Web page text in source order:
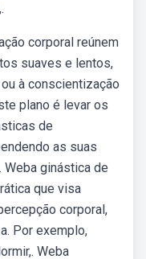
corporal reúnem
suaves e lentos,
à conscientização
plano é levar os
de
as suas
ginástica de
que visa
corporal,
Por exemplo,
Weba